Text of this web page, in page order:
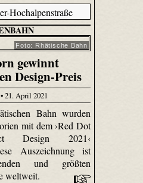
Foto: Rhätische Bahn
gewinnt
Design-Preis
21. April 2021
Bahn wurden
mit dem ›Red Dot
Design 2021‹
Auszeichnung ist
und größten
weltweit.